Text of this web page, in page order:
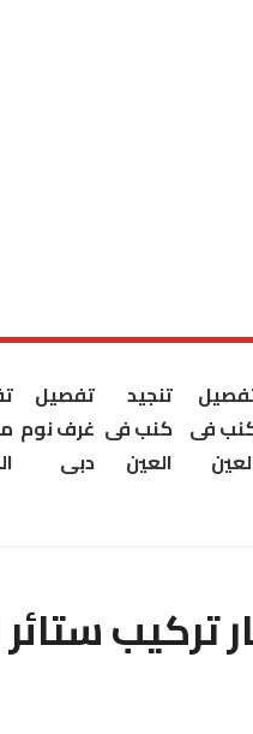
فى
تنجيد
كنب فى
العين
تفصيل
غرف نوم
دبى
تركيب